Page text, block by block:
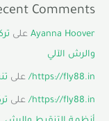
Comments
Ayanna Hoover على
والرش الآلي
https://fly88.in/ على
https://fly88.in/ على